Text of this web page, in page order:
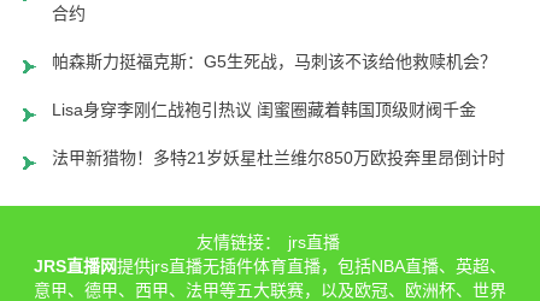
合约
帕森斯力挺福克斯：G5生死战，马刺该不该给他救赎机会？
Lisa身穿李刚仁战袍引热议 闺蜜圈藏着韩国顶级财阀千金
法甲新猎物！多特21岁妖星杜兰维尔850万欧投奔里昂倒计时
友情链接：
jrs直播
JRS直播网提供jrs直播无插件体育直播，包括NBA直播、英超、
意甲、德甲、西甲、法甲等五大联赛，以及欧冠、欧洲杯、世界